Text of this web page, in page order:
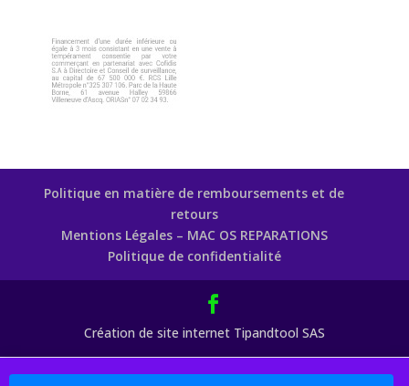
Boutique : 5% sur les Pièces Détachées Code Promo : MAC77 (
Politique en matière de remboursements et de
retours
Mentions Légales – MAC OS REPARATIONS
Politique de confidentialité
Création de site internet Tipandtool SAS